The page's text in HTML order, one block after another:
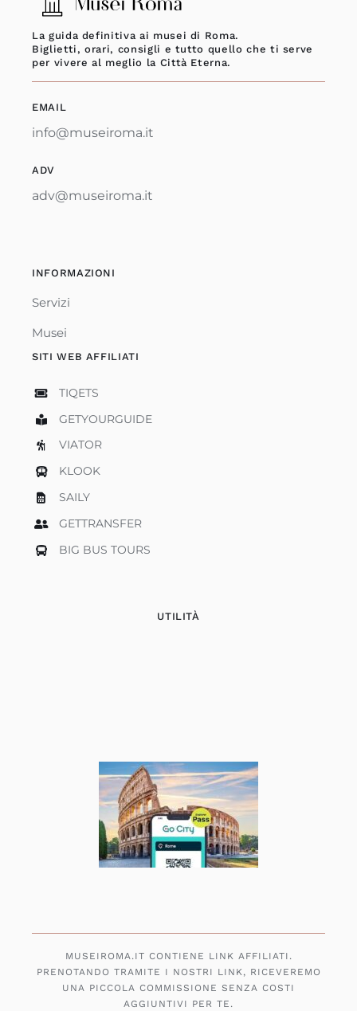
La guida definitiva ai musei di Roma.
Biglietti, orari, consigli e tutto quello che ti serve
per vivere al meglio la Città Eterna.
EMAIL
info@museiroma.it
ADV
adv@museiroma.it
INFORMAZIONI
Servizi
Musei
SITI WEB AFFILIATI
TIQETS
GETYOURGUIDE
VIATOR
KLOOK
SAILY
GETTRANSFER
BIG BUS TOURS
UTILITÀ
MUSEIROMA.IT CONTIENE LINK AFFILIATI.
PRENOTANDO TRAMITE I NOSTRI LINK, RICEVEREMO
UNA PICCOLA COMMISSIONE SENZA COSTI
AGGIUNTIVI PER TE.